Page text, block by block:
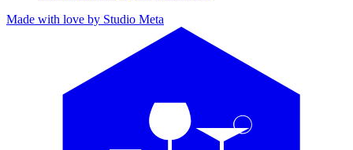
Made with love by Studio Meta